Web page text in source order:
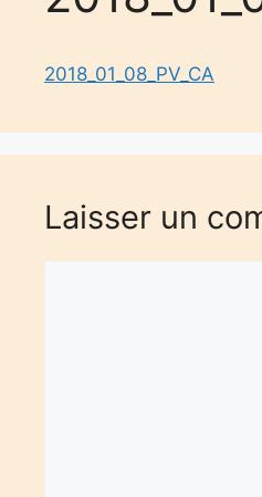
2018_01_08_PV_CA
Laisser un